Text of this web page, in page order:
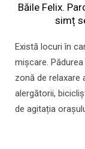
Băile Felix.
simț
Există locuri în
mișcare.
zonă de relaxare
alergătorii,
de agitația